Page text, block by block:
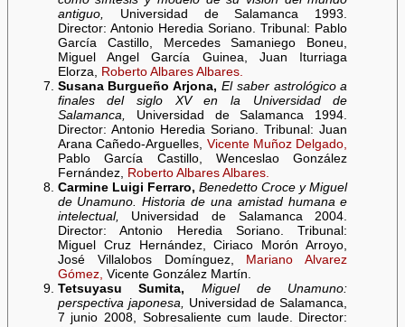
antiguo,
Universidad de Salamanca 1993.
Director: Antonio Heredia Soriano. Tribunal: Pablo
García Castillo, Mercedes Samaniego Boneu,
Miguel Angel García Guinea, Juan Iturriaga
Elorza,
Roberto Albares Albares.
Susana Burgueño Arjona, El saber astrológico a
finales del siglo XV en la Universidad de
Salamanca,
Universidad de Salamanca 1994.
Director: Antonio Heredia Soriano. Tribunal: Juan
Arana Cañedo-Arguelles, Vicente Muñoz Delgado,
Pablo García Castillo, Wenceslao González
Fernández,
Roberto Albares Albares.
Carmine Luigi Ferraro, Benedetto Croce y Miguel
de Unamuno. Historia de una amistad humana e
intelectual,
Universidad de Salamanca 2004.
Director: Antonio Heredia Soriano. Tribunal:
Miguel Cruz Hernández, Ciriaco Morón Arroyo,
José Villalobos Domínguez,
Mariano Alvarez
Gómez, Vicente González Martín.
Tetsuyasu Sumita,
Miguel de Unamuno:
perspectiva japonesa,
Universidad de Salamanca,
7 junio 2008, Sobresaliente cum laude. Director: